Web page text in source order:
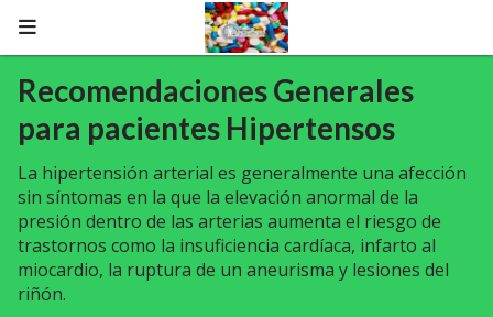
Recomendaciones Generales
para pacientes Hipertensos
La hipertensión arterial es generalmente una afección
sin síntomas en la que la elevación anormal de la
presión dentro de las arterias aumenta el riesgo de
trastornos como la insuficiencia cardíaca, infarto al
miocardio, la ruptura de un aneurisma y lesiones del
riñón.